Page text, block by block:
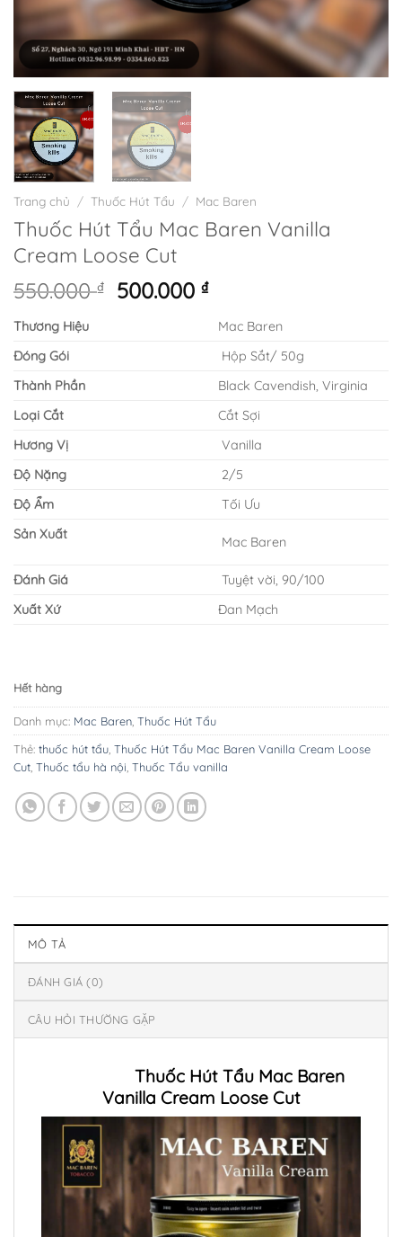
Trang chủ / Thuốc Hút Tẩu / Mac Baren
Thuốc Hút Tẩu Mac Baren Vanilla
Cream Loose Cut
550.000₫
Giá
500.000₫Giá
tại
là:
500.000 ₫.
Thương Hiệu
Mac Baren
Đóng Gói
Hộp Sắt/ 50g
Thành Phần
Black Cavendish, Virginia
Loại Cắt
Cắt Sợi
Hương Vị
Vanilla
Độ Nặng
2/5
Độ Ẩm
Tối Ưu
Sản Xuất
Mac Baren
Đánh Giá
Tuyệt vời, 90/100
Xuất Xứ
Đan Mạch
Hết hàng
Danh mục: Mac Baren Thuốc Hút Tẩu
Thẻ: thuốc hút tẩu Thuốc Hút Tẩu Mac Baren Vanilla Cream Loose
Cut Thuốc tẩu hà nội Thuốc Tẩu vanilla
MÔ TẢ
ĐÁNH GIÁ (0)
CÂU HỎI THƯỜNG GẶP
Thuốc Hút Tẩu Mac Baren
Vanilla Cream Loose Cut